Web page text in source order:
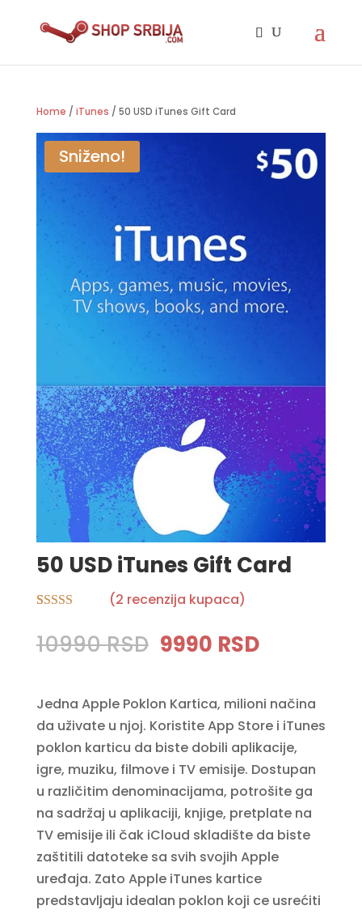
Home / iTunes / 50 USD iTunes Gift Card
Sniženo!
50 USD iTunes Gift Card
based on
(2 recenzija kupaca)
10990RSD Original
10990 RSD.
9990 RSDCurrent
9990
Jedna Apple Poklon Kartica, milioni načina
da uživate u njoj. Koristite App Store i iTunes
poklon karticu da biste dobili aplikacije,
igre, muziku, filmove i TV emisije. Dostupan
u različitim denominacijama, potrošite ga
na sadržaj u aplikaciji, knjige, pretplate na
TV emisije ili čak iCloud skladište da biste
zaštitili datoteke sa svih svojih Apple
uređaja. Zato Apple iTunes kartice
predstavljaju idealan poklon koji ce usrećiti